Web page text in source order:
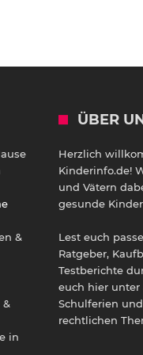
&
&
in
ÜBER
Herzlich
Kinderinfo.de!
und Vätern
gesunde
Lest euch
Ratgeber,
Testberichte
euch hier unter
Schulferien
rechtlichen